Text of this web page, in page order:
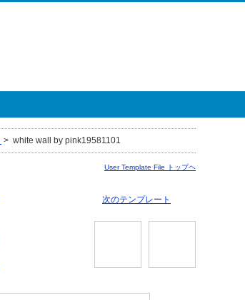
> white wall by pink19581101
User Template File トップヘ
次のテンプレート